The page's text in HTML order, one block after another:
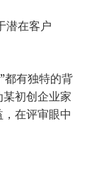
潜在客户
都有独特的背
初创企业家
在评审眼中